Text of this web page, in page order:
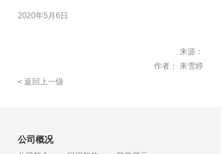
2020年5月6日
< 返回上一级
来源：
作者： 来雪婷
公司概况